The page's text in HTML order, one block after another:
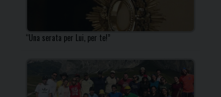
“Una serata per Lui, per te!”